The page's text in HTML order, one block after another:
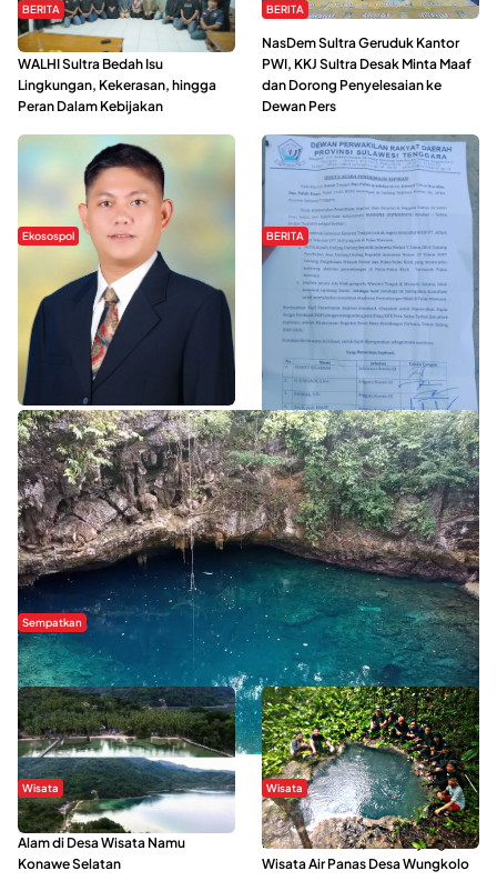
BERITA
Refleksi Gerakan Perempuan,
WALHI Sultra Bedah Isu
Lingkungan, Kekerasan, hingga
Peran Dalam Kebijakan
BERITA
NasDem Sultra Geruduk Kantor
PWI, KKJ Sultra Desak Minta Maaf
dan Dorong Penyelesaian ke
Dewan Pers
Ekosospol
Slogan Pemberdayaan Lokal
Dinilai Hanya Pemanis, Tokoh
Pemuda Wilalang Kritik Dominasi
Orang Luar
BERITA
Hipmawani Bersama DPRD Sultra
Sepakati RDP Perihal IUP
Pertambangan di Pulau Wawonii
WISATA SULTRA >>
Sempatkan
Danau Rebi-Rebi, Pesona Alam Tersembunyi di Morowali
Wisata
Menikmati Suasana Keindahan
Alam di Desa Wisata Namu
Konawe Selatan
Wisata
Sering Menjadi Tempat Refreshing
Mahasiswa KKN, Yuk Kunjungi
Wisata Air Panas Desa Wungkolo